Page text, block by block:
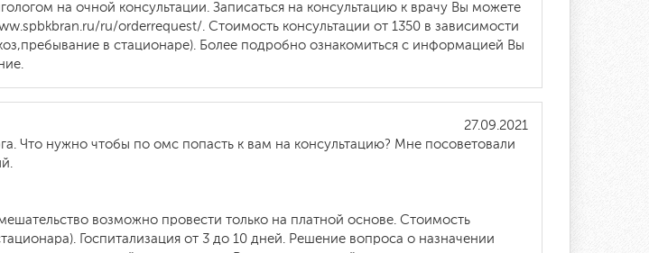
на очной консультации. Записаться на консультацию к врачу Вы можете
ru/orderrequest/. Стоимость консультации от 1350 в зависимости
в стационаре). Более подробно ознакомиться с информацией Вы
27.09.2021
Что нужно чтобы по омс попасть к вам на консультацию? Мне посоветовали
возможно провести только на платной основе. Стоимость
Госпитализация от 3 до 10 дней. Решение вопроса о назначении